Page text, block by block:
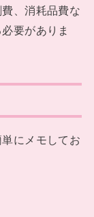
、消耗品費な
要がありま
にメモしてお